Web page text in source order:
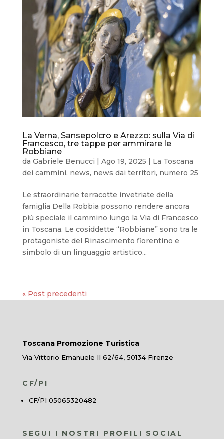
La Verna, Sansepolcro e Arezzo: sulla Via di
Francesco, tre tappe per ammirare le
Robbiane
da Gabriele Benucci | Ago 19, 2025 | La Toscana
dei cammini, news, news dai territori, numero 25
Le straordinarie terracotte invetriate della
famiglia Della Robbia possono rendere ancora
più speciale il cammino lungo la Via di Francesco
in Toscana. Le cosiddette “Robbiane” sono tra le
protagoniste del Rinascimento fiorentino e
simbolo di un linguaggio artistico...
« Post precedenti
Toscana Promozione Turistica
Via Vittorio Emanuele II 62/64, 50134 Firenze
CF/PI
CF/PI 05065320482
SEGUI I NOSTRI PROFILI SOCIAL